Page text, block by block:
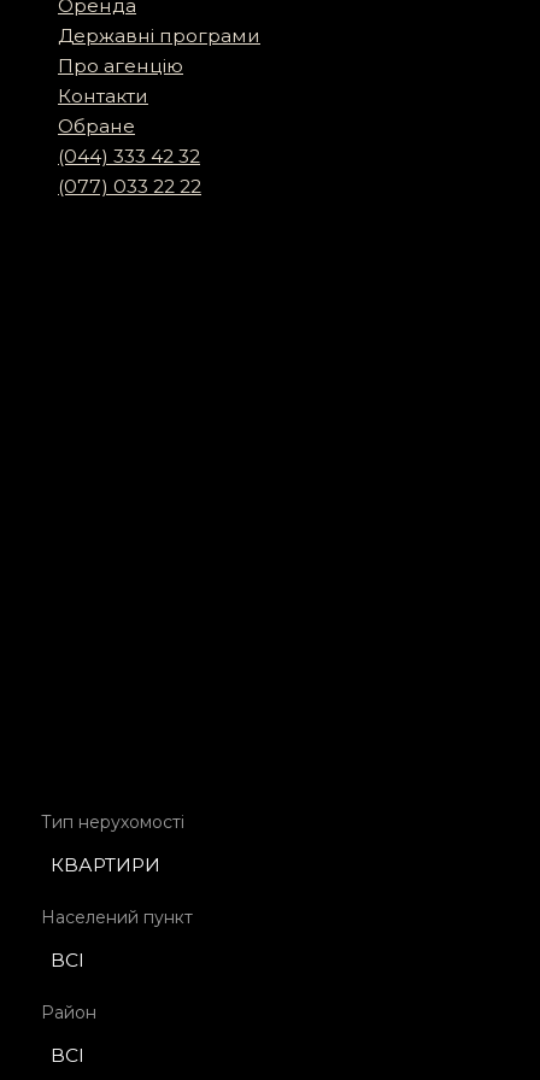
Оренда
Державні програми
Про агенцію
Контакти
Обране
(044) 333 42 32
(077) 033 22 22
Тип нерухомості
КВАРТИРИ
Населений пункт
ВСІ
Район
ВСІ